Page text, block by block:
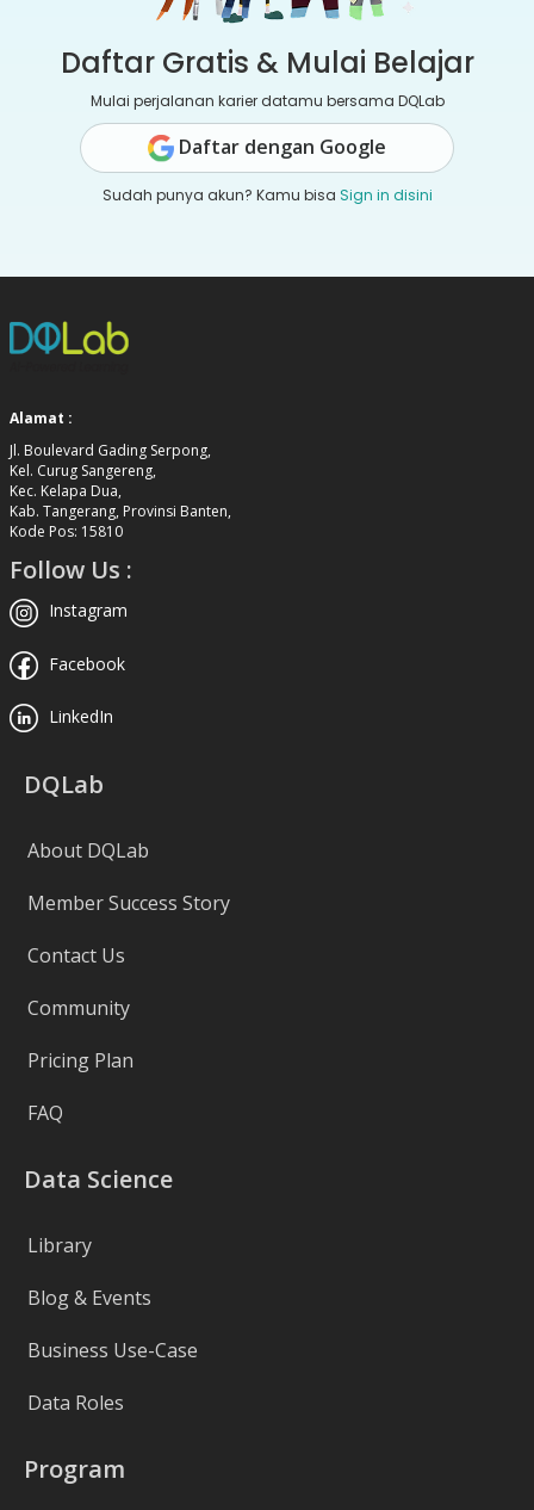
Daftar Gratis & Mulai Belajar
Mulai perjalanan karier datamu bersama DQLab
Daftar dengan Google
Sudah punya akun? Kamu bisa Sign in disini
Alamat :
Jl. Boulevard Gading Serpong,
Kel. Curug Sangereng,
Kec. Kelapa Dua,
Kab. Tangerang, Provinsi Banten,
Kode Pos: 15810
Follow Us :
Instagram
Facebook
LinkedIn
DQLab
About DQLab
Member Success Story
Contact Us
Community
Pricing Plan
FAQ
Data Science
Library
Blog & Events
Business Use-Case
Data Roles
Program